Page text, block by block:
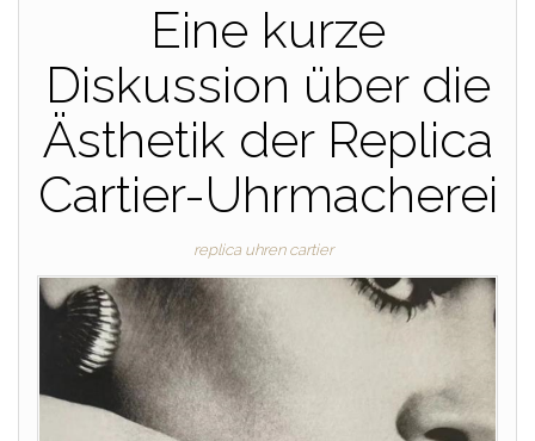
Eine kurze
Diskussion über die
Ästhetik der Replica
Cartier-Uhrmacherei
replica uhren cartier